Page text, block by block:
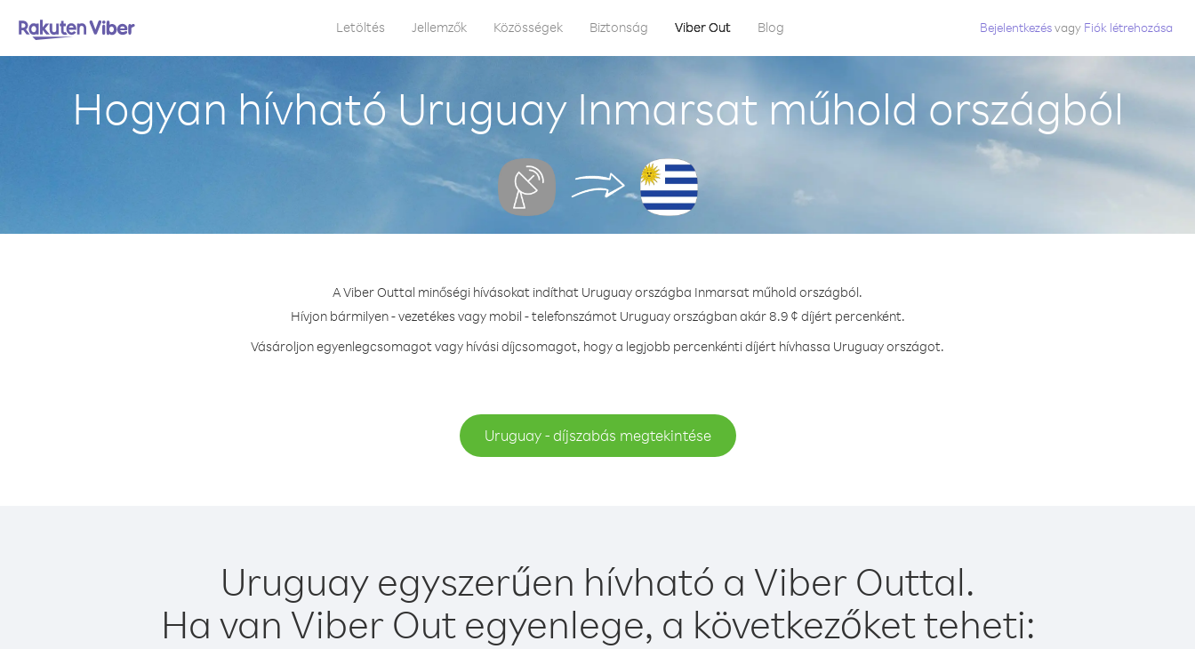
Letöltés Jellemzők Közösségek Biztonság Viber Out Blog Bejelentkezésvagy Fiók létrehozása
Hogyan hívható Uruguay Inmarsat műhold országból
A Viber Outtal minőségi hívásokat indíthat Uruguay országba Inmarsat műhold országból.
Hívjon bármilyen - vezetékes vagy mobil - telefonszámot Uruguay országban akár 8.9 ¢ díjért percenként.
Vásároljon egyenlegcsomagot vagy hívási díjcsomagot, hogy a legjobb percenkénti díjért hívhassa Uruguay országot.
Uruguay - díjszabás megtekintése
Uruguay egyszerűen hívható a Viber Outtal.
Ha van Viber Out egyenlege, a következőket teheti: